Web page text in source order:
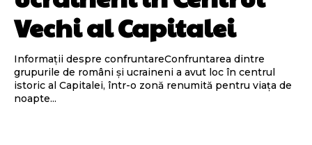
Vechi al Capitalei
Informații despre confruntareConfruntarea dintre
grupurile de români și ucraineni a avut loc în centrul
istoric al Capitalei, într-o zonă renumită pentru viața de
noapte...